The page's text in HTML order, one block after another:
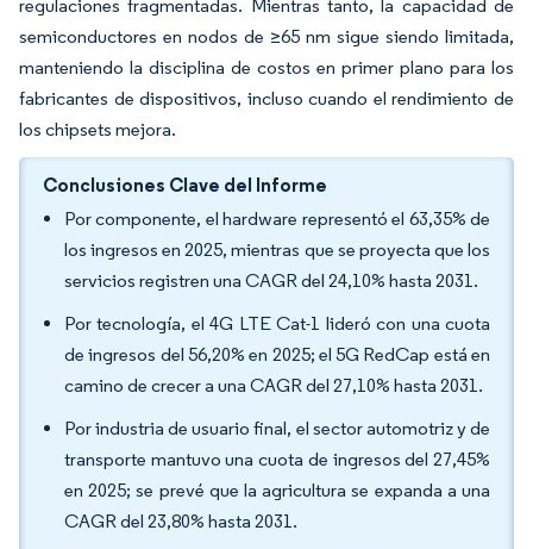
regulaciones fragmentadas. Mientras tanto, la capacidad de
semiconductores en nodos de ≥65 nm sigue siendo limitada,
manteniendo la disciplina de costos en primer plano para los
fabricantes de dispositivos, incluso cuando el rendimiento de
los chipsets mejora.
Conclusiones Clave del Informe
Por componente, el hardware representó el 63,35% de
los ingresos en 2025, mientras que se proyecta que los
servicios registren una CAGR del 24,10% hasta 2031.
Por tecnología, el 4G LTE Cat-1 lideró con una cuota
de ingresos del 56,20% en 2025; el 5G RedCap está en
camino de crecer a una CAGR del 27,10% hasta 2031.
Por industria de usuario final, el sector automotriz y de
transporte mantuvo una cuota de ingresos del 27,45%
en 2025; se prevé que la agricultura se expanda a una
CAGR del 23,80% hasta 2031.